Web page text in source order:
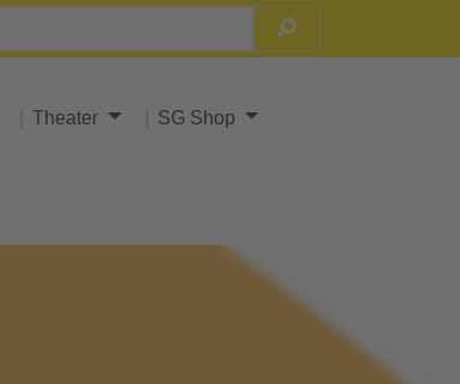
Theater SG Shop